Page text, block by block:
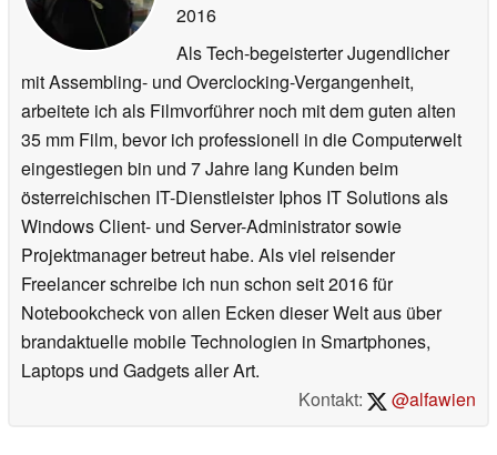
2016
Als Tech-begeisterter Jugendlicher
mit Assembling- und Overclocking-Vergangenheit,
arbeitete ich als Filmvorführer noch mit dem guten alten
35 mm Film, bevor ich professionell in die Computerwelt
eingestiegen bin und 7 Jahre lang Kunden beim
österreichischen IT-Dienstleister Iphos IT Solutions als
Windows Client- und Server-Administrator sowie
Projektmanager betreut habe. Als viel reisender
Freelancer schreibe ich nun schon seit 2016 für
Notebookcheck von allen Ecken dieser Welt aus über
brandaktuelle mobile Technologien in Smartphones,
Laptops und Gadgets aller Art.
Kontakt:
@alfawien